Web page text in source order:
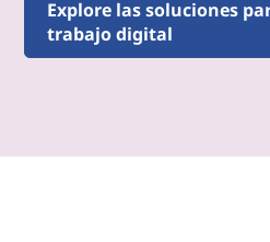
Explore las soluciones
trabajo digital